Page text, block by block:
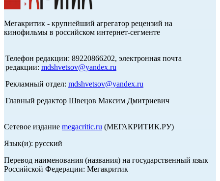
Мегакритик - крупнейший агрегатор рецензий на
кинофильмы в российском интернет-сегменте
Телефон редакции: 89220866202, электронная почта
редакции: mdshvetsov@yandex.ru
Рекламный отдел: mdshvetsov@yandex.ru
Главный редактор Швецов Максим Дмитриевич
Сетевое издание megacritic.ru (МЕГАКРИТИК.РУ)
Язык(и): русский
Перевод наименования (названия) на государственный язык
Российской Федерации: Мегакритик